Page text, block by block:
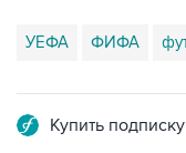
УЕФА ФИФА
Купить